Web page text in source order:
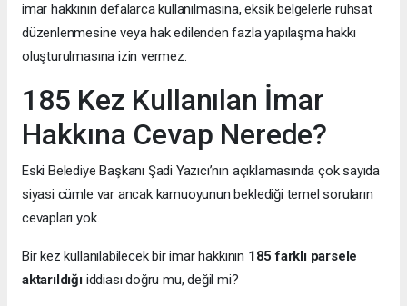
imar hakkının defalarca kullanılmasına, eksik belgelerle ruhsat
düzenlenmesine veya hak edilenden fazla yapılaşma hakkı
oluşturulmasına izin vermez.
185 Kez Kullanılan İmar
Hakkına Cevap Nerede?
Eski Belediye Başkanı Şadi Yazıcı’nın açıklamasında çok sayıda
siyasi cümle var ancak kamuoyunun beklediği temel soruların
cevapları yok.
Bir kez kullanılabilecek bir imar hakkının 185 farklı parsele
aktarıldığıiddiası doğru mu, değil mi?